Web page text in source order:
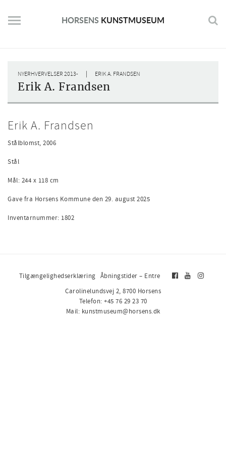
content
HORSENS KUNSTMUSEUM
NYERHVERVELSER 2013- | ERIK A. FRANDSEN
Erik A. Frandsen
Erik A. Frandsen
Stålblomst, 2006
Stål
Mål: 244 x 118 cm
Gave fra Horsens Kommune den 29. august 2025
Inventarnummer: 1802
Tilgængelighedserklæring Åbningstider – Entre
Carolinelundsvej 2, 8700 Horsens
Telefon: +45 76 29 23 70
Mail: kunstmuseum@horsens.dk